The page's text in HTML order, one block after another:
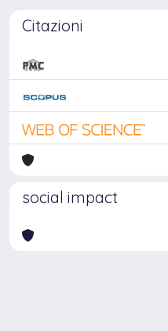
Citazioni
social impact